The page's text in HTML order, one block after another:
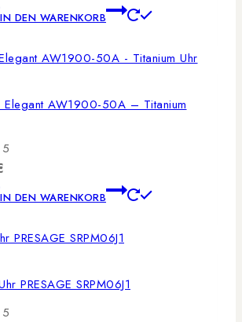
IN DEN WARENKORB
Elegant AW1900-50A – Titanium
IN DEN WARENKORB
PRESAGE SRPM06J1